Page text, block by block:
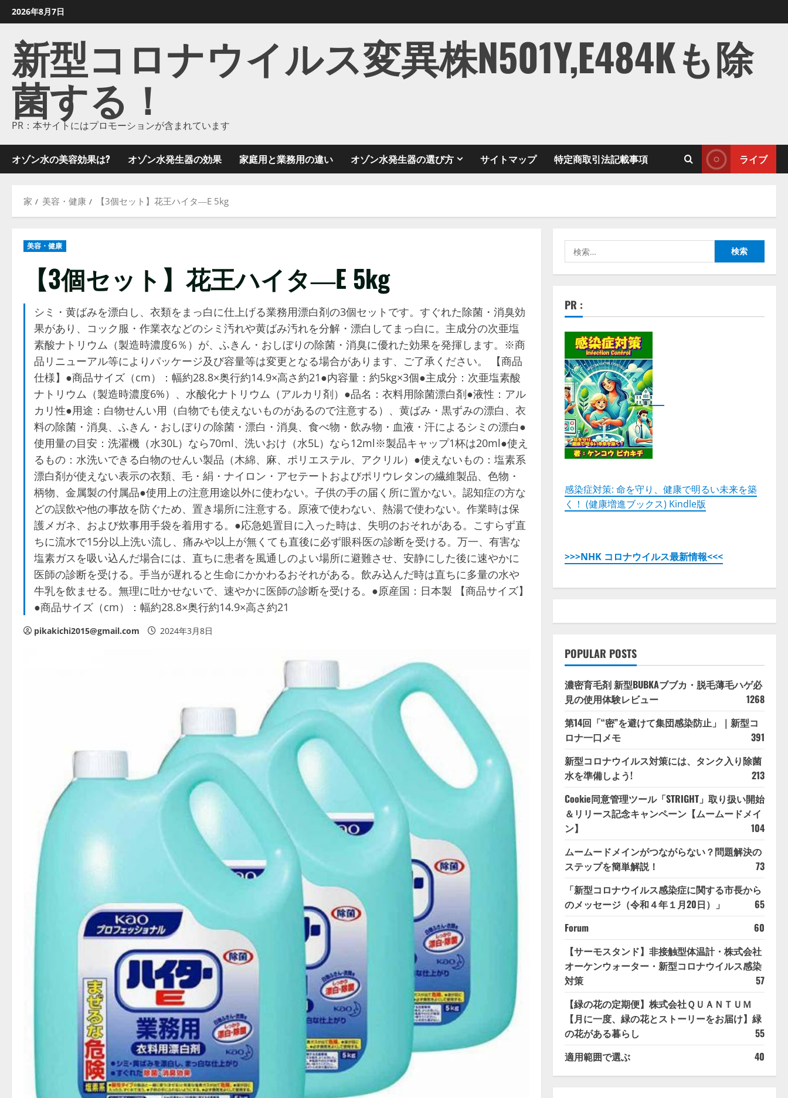
ン
2026年8月7日
新型コロナウイルス変異株N501Y,E484Kも除
菌する！
PR：本サイトにはプロモーションが含まれています
オゾン水の美容効果は? オゾン水発生器の効果 家庭用と業務用の違い オゾン水発生器の選び方 サイトマップ 特定商取引法記載事項 ライブ
家 美容・健康 【3個セット】花王ハイタ―E 5kg
美容・健康
【3個セット】花王ハイタ―E 5kg
シミ・黄ばみを漂白し、衣類をまっ白に仕上げる業務用漂白剤の3個セットです。すぐれた除菌・消臭効
果があり、コック服・作業衣などのシミ汚れや黄ばみ汚れを分解・漂白してまっ白に。主成分の次亜塩
素酸ナトリウム（製造時濃度6％）が、ふきん・おしぼりの除菌・消臭に優れた効果を発揮します。※商
品リニューアル等によりパッケージ及び容量等は変更となる場合があります、ご了承ください。 【商品
仕様】●商品サイズ（cm）：幅約28.8×奥行約14.9×高さ約21●内容量：約5kg×3個●主成分：次亜塩素酸
ナトリウム（製造時濃度6%）、水酸化ナトリウム（アルカリ剤）●品名：衣料用除菌漂白剤●液性：アル
カリ性●用途：白物せんい用（白物でも使えないものがあるので注意する）、黄ばみ・黒ずみの漂白、衣
料の除菌・消臭、ふきん・おしぼりの除菌・漂白・消臭、食べ物・飲み物・血液・汗によるシミの漂白●
使用量の目安：洗濯機（水30L）なら70ml、洗いおけ（水5L）なら12ml※製品キャップ1杯は20ml●使え
るもの：水洗いできる白物のせんい製品（木綿、麻、ポリエステル、アクリル）●使えないもの：塩素系
漂白剤が使えない表示の衣類、毛・絹・ナイロン・アセテートおよびポリウレタンの繊維製品、色物・
柄物、金属製の付属品●使用上の注意用途以外に使わない。子供の手の届く所に置かない。認知症の方な
どの誤飲や他の事故を防ぐため、置き場所に注意する。原液で使わない、熱湯で使わない。作業時は保
護メガネ、および炊事用手袋を着用する。●応急処置目に入った時は、失明のおそれがある。こすらず直
ちに流水で15分以上洗い流し、痛みや以上が無くても直後に必ず眼科医の診断を受ける。万一、有害な
塩素ガスを吸い込んだ場合には、直ちに患者を風通しのよい場所に避難させ、安静にした後に速やかに
医師の診断を受ける。手当が遅れると生命にかかわるおそれがある。飲み込んだ時は直ちに多量の水や
牛乳を飲ませる。無理に吐かせないで、速やかに医師の診断を受ける。●原産国：日本製 【商品サイズ】
●商品サイズ（cm）：幅約28.8×奥行約14.9×高さ約21
pikakichi2015@gmail.com 2024年3月8日
索:
PR :
感染症対策: 命を守り、健康で明るい未来を築
く！ (健康増進ブックス) Kindle版
>>>NHK コロナウイルス最新情報<<<
POPULAR POSTS
濃密育毛剤 新型BUBKAブブカ・脱毛薄毛ハゲ必
見の使用体験レビュー
1268
第14回「“密”を避けて集団感染防止」｜新型コ
ロナ一口メモ
391
新型コロナウイルス対策には、タンク入り除菌
水を準備しよう!
213
Cookie同意管理ツール「STRIGHT」取り扱い開始
＆リリース記念キャンペーン【ムームードメイ
ン】
104
ムームードメインがつながらない？問題解決の
ステップを簡単解説！
73
「新型コロナウイルス感染症に関する市長から
のメッセージ（令和４年１月20日）」
65
Forum
60
【サーモスタンド】非接触型体温計・株式会社
オーケンウォーター・新型コロナウイルス感染
対策
57
【緑の花の定期便】株式会社ＱＵＡＮＴＵＭ
【月に一度、緑の花とストーリーをお届け】緑
の花がある暮らし
55
適用範囲で選ぶ
40